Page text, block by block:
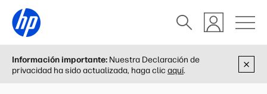
Información importante: Nuestra Declaración de
privacidad ha sido actualizada, haga clic aquí.